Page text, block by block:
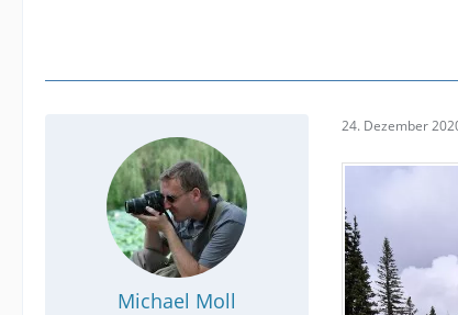
Michael Moll
24. Dezember